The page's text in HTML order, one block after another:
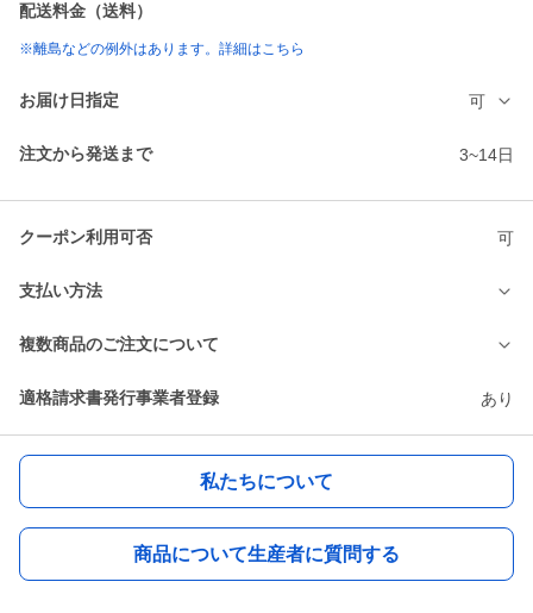
配送料金（送料）
※離島などの例外はあります。詳細はこちら
お届け日指定 可
注文から発送まで 3~14日
クーポン利用可否 可
支払い方法
複数商品のご注文について
適格請求書発行事業者登録 あり
私たちについて
商品について生産者に質問する